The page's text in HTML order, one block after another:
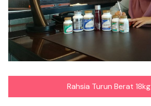
Rahsia Turun Berat 18kg